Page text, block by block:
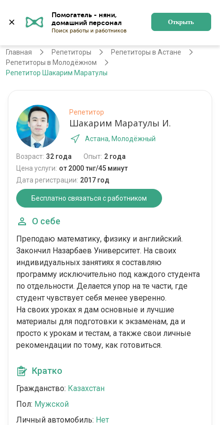
Помогатель - няни,
Поиск работы и работников
Открыть
Астана Регистрация
Главная Репетиторы
Репетиторы в Астане
Репетиторы в Молодёжном
Репетитор Шакарим Маратулы
Репетитор
Шакарим Маратулы И.
Астана, Молодёжный
Возраст: 32 года Опыт: 2 года
Цена услуги: от 2000 тнг/45 минут
Дата регистрации: 2017 год
Бесплатно связаться с работником
О себе
Преподаю математику, физику и английский.
Закончил Назарбаев Университет. На своих
индивидуальных занятиях я составляю
программу исключительно под каждого студента
по отдельности. Делается упор на те части, где
студент чувствует себя менее уверенно.
На своих уроках я дам основные и лучшие
материалы для подготовки к экзаменам, да и
просто к урокам и тестам, а также свои личные
рекомендации по тому, как готовиться.
Кратко
Гражданство: Казахстан
Пол: Мужской
Личный автомобиль: Нет